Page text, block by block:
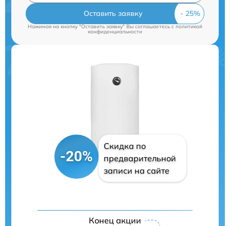
Оставить заявку
Нажимая на кнопку "Оставить заявку" Вы соглашаетесь cполитикой
конфиденциальности
-20%
Скидка по
предварительной
записи на сайте
Конец акции